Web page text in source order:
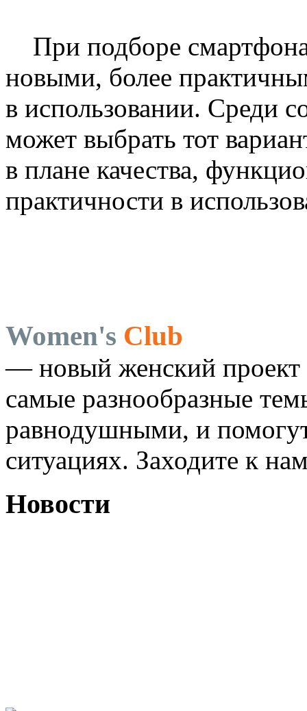
При подборе
новыми, более
в использовании. Среди
может выбрать тот
в плане качества,
практичности в
Women's Club
— новый женский проект
самые разнообразные
равнодушными, и
ситуациях. Заходите к
Новости